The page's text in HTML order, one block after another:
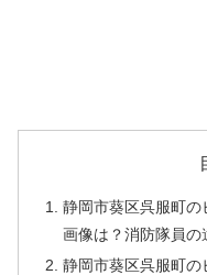
静岡市葵区呉服町
画像は？消防隊員の
静岡市葵区呉服町